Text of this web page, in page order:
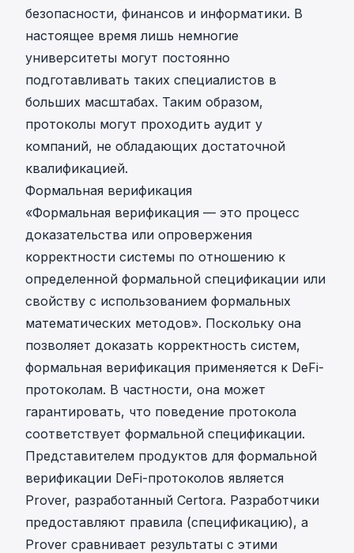
безопасности, финансов и информатики. В
настоящее время лишь немногие
университеты могут постоянно
подготавливать таких специалистов в
больших масштабах. Таким образом,
протоколы могут проходить аудит у
компаний, не обладающих достаточной
квалификацией.
Формальная верификация
«Формальная верификация — это процесс
доказательства или опровержения
корректности системы по отношению к
определенной формальной спецификации или
свойству с использованием формальных
математических методов». Поскольку она
позволяет доказать корректность систем,
формальная верификация применяется к DeFi-
протоколам. В частности, она может
гарантировать, что поведение протокола
соответствует формальной спецификации.
Представителем продуктов для формальной
верификации DeFi-протоколов является
Prover, разработанный Certora. Разработчики
предоставляют правила (спецификацию), а
Prover сравнивает результаты с этими